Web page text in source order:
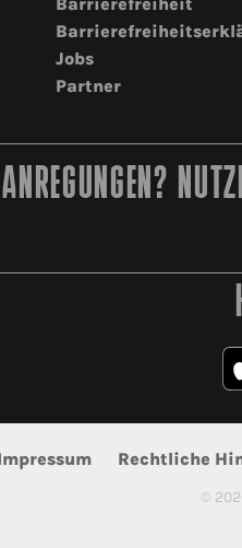
Jobs
Partner
Rechtliche
©